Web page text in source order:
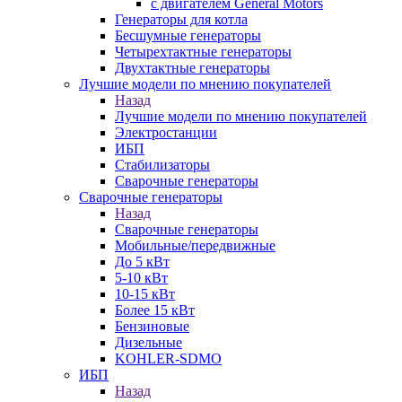
Генераторы для котла
Бесшумные генераторы
Четырехтактные генераторы
Двухтактные генераторы
Лучшие модели по мнению покупателей
Назад
Лучшие модели по мнению покупателей
Электростанции
ИБП
Стабилизаторы
Сварочные генераторы
Сварочные генераторы
Назад
Сварочные генераторы
Мобильные/передвижные
До 5 кВт
5-10 кВт
10-15 кВт
Более 15 кВт
Бензиновые
Дизельные
KOHLER-SDMO
ИБП
Назад